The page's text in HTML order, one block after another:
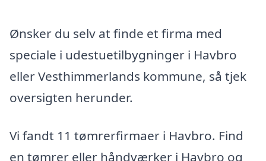
Ønsker du selv at finde et firma med
speciale i udestuetilbygninger i Havbro
eller Vesthimmerlands kommune, så tjek
oversigten herunder.
Vi fandt 11 tømrerfirmaer i Havbro. Find
en tømrer eller håndværker i Havbro og